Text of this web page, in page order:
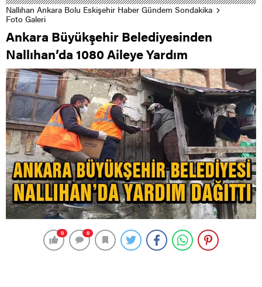
Nallıhan Ankara Bolu Eskişehir Haber Gündem Sondakika
Foto Galeri
Ankara Büyükşehir Belediyesinden
Nallıhan’da 1080 Aileye Yardım
0 0